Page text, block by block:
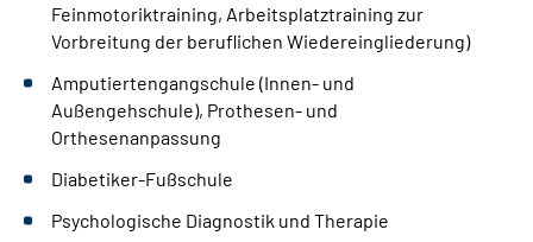
Feinmotoriktraining, Arbeitsplatztraining zur
Vorbreitung der beruflichen Wiedereingliederung)
Amputiertengangschule (Innen- und
Außengehschule), Prothesen- und
Orthesenanpassung
Diabetiker-Fußschule
Psychologische Diagnostik und Therapie